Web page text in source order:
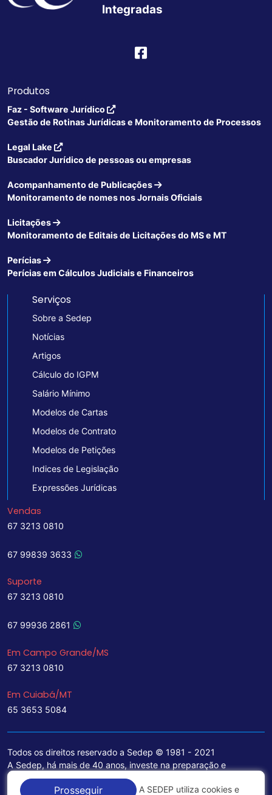
Integradas
Produtos
Faz - Software Jurídico
Gestão de Rotinas Jurídicas e Monitoramento de Processos
Legal Lake
Buscador Jurídico de pessoas ou empresas
Acompanhamento de Publicações
Monitoramento de nomes nos Jornais Oficiais
Licitações
Monitoramento de Editais de Licitações do MS e MT
Perícias
Perícias em Cálculos Judiciais e Financeiros
Serviços
Sobre a Sedep
Notícias
Artigos
Cálculo do IGPM
Salário Mínimo
Modelos de Cartas
Modelos de Contrato
Modelos de Petições
Indices de Legislação
Expressões Jurídicas
Vendas
67 3213 0810
67 99839 3633
Suporte
67 3213 0810
67 99936 2861
Em Campo Grande/MS
67 3213 0810
Em Cuiabá/MT
65 3653 5084
Todos os direitos reservado a Sedep © 1981 - 2021
A Sedep, há mais de 40 anos, investe na preparação e
treinamento de funcionários e na aquisição de tecnologia de
ponta para a ampliação de seu portfólio de serviços voltados
Prosseguir A SEDEP utiliza cookies e